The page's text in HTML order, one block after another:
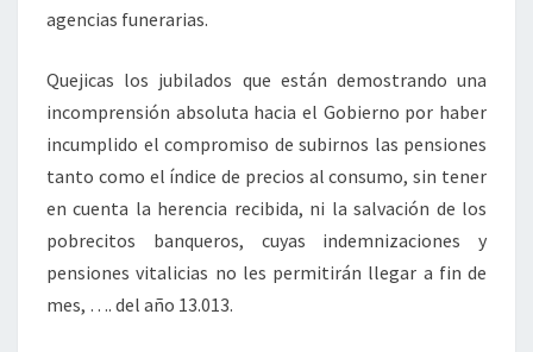
agencias funerarias.
Quejicas los jubilados que están demostrando una
incomprensión absoluta hacia el Gobierno por haber
incumplido el compromiso de subirnos las pensiones
tanto como el índice de precios al consumo, sin tener
en cuenta la herencia recibida, ni la salvación de los
pobrecitos banqueros, cuyas indemnizaciones y
pensiones vitalicias no les permitirán llegar a fin de
mes, …. del año 13.013.